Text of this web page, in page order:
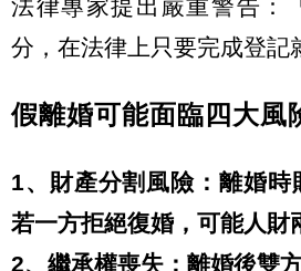
法律專家提出嚴重警告：
分，在法律上只要完成登記
假離婚可能面臨四大風
1、財產分割風險：離婚時
若一方拒絕復婚，可能人財
2、繼承權喪失：離婚後雙